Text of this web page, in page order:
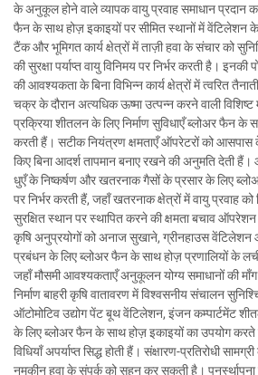
के अनुकूल होने वाले व्यापक वायु प्रवाह समाधान प्रदान
फैन के साथ होज़ इकाइयों पर सीमित स्थानों में वेंटिलेशन के
टैंक और भूमिगत कार्य क्षेत्रों में ताज़ी हवा के संचार को
की सुरक्षा पर्याप्त वायु विनिमय पर निर्भर करती है। इनकी
की आवश्यकता के बिना विभिन्न कार्य क्षेत्रों में त्वरित
चक्र के दौरान अत्यधिक ऊष्मा उत्पन्न करने वाली विशिष्ट
प्रक्रिया शीतलन के लिए निर्माण सुविधाएँ ब्लोअर फैन के
करती हैं। सटीक नियंत्रण क्षमताएँ ऑपरेटरों को आसपास
किए बिना आदर्श तापमान बनाए रखने की अनुमति देती हैं।
धुएँ के निष्कर्षण और खतरनाक गैसों के प्रसार के लिए
पर निर्भर करती हैं, जहाँ खतरनाक क्षेत्रों में वायु प्रवाह
सुरक्षित स्थान पर स्थापित करने की क्षमता बचाव
कृषि अनुप्रयोगों को अनाज सुखाने, ग्रीनहाउस
प्रबंधन के लिए ब्लोअर फैन के साथ होज़ प्रणालियों के
जहाँ मौसमी आवश्यकताएँ अनुकूलन योग्य समाधानों की माँग
निर्माण बाहरी कृषि वातावरण में विश्वसनीय संचालन
ऑटोमोटिव उद्योग पेंट बूथ वेंटिलेशन, इंजन कम्पार्टमेंट
के लिए ब्लोअर फैन के साथ होज़ इकाइयों का उपयोग करते
विधियाँ अपर्याप्त सिद्ध होती हैं। संक्षारण-प्रतिरोधी
नमकीन हवा के संपर्क को सहन कर सकती है। पुनर्स्थापना